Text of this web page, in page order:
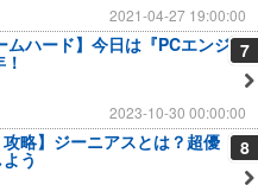
2021-04-27 19:00:00
7
ムハード】今日は『PCエンジ
2023-10-30 00:00:00
8
攻略】ジーニアスとは？超優
う